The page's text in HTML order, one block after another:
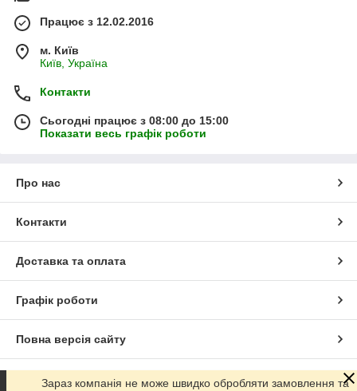
Працює з 12.02.2016
м. Київ
Київ, Україна
Контакти
Сьогодні працює з 08:00 до 15:00
Показати весь графік роботи
Про нас
Контакти
Доставка та оплата
Графік роботи
Повна версія сайту
Сайт створено на маркетплейсі Prom.ua
Зараз компанія не може швидко обробляти замовлення та